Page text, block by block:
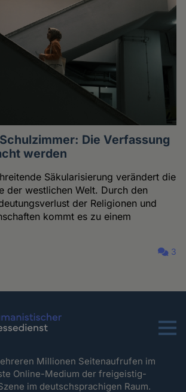
Die Verfassung
werden
Säkularisierung verändert die
der westlichen Welt. Durch den
der Religionen und
kommt es zu einem
3
Menu
Millionen Seitenaufrufen im
Online-Medium der freigeistig-
im deutschsprachigen Raum.